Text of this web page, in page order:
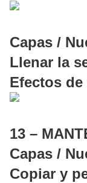
Capas /
Llenar la
Efectos
13 –
Capas /
Copiar y